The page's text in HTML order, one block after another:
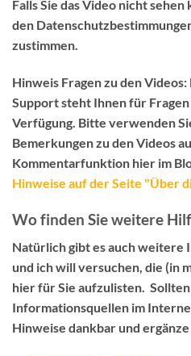
Falls Sie das Video nicht
den
zustimmen.
Hinweis Fragen zu den Videos:
Supportsteht Ihnen für
Verfügung. Bitte verwenden
Bemerkungen zu den Videos
Kommentarfunktion hier im
Hinweise auf der Seite "Über
Wo finden Sie weitere
Natürlich gibt es auch weitere
und ich will versuchen, die (in
hier für Sie aufzulisten.
Informationsquellen im
Hinweise dankbar und